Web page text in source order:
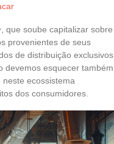
, que soube capitalizar sobre
provenientes de seus
de distribuição exclusivos,
devemos esquecer também
ecossistema
dos consumidores.